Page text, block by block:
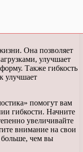
Она позволяет
улучшает
Также гибкость
улучшает
помогут вам
гибкости. Начните
увеличивайте
внимание на свои
больше, чем вы